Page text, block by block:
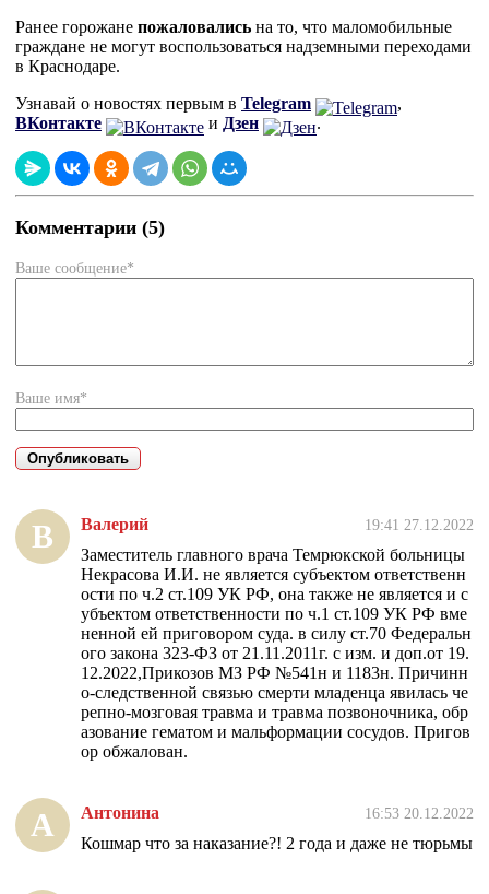
Ранее горожане пожаловались на то, что маломобильные
граждане не могут воспользоваться надземными переходами
в Краснодаре.
Узнавай о новостях первым в Telegram
,
ВКонтакте
и Дзен .
Комментарии (5)
Ваше сообщение*
Ваше имя*
В Валерий 19:41 27.12.2022
Заместитель главного врача Темрюкской больницы
Некрасова И.И. не является субъектом ответственн
ости по ч.2 ст.109 УК РФ, она также не является и с
убъектом ответственности по ч.1 ст.109 УК РФ вме
ненной ей приговором суда. в силу ст.70 Федеральн
ого закона 323-ФЗ от 21.11.2011г. с изм. и доп.от 19.
12.2022,Прикозов МЗ РФ №541н и 1183н. Причинн
о-следственной связью смерти младенца явилась че
репно-мозговая травма и травма позвоночника, обр
азование гематом и мальформации сосудов. Пригов
ор обжалован.
А Антонина 16:53 20.12.2022
Кошмар что за наказание?! 2 года и даже не тюрьмы